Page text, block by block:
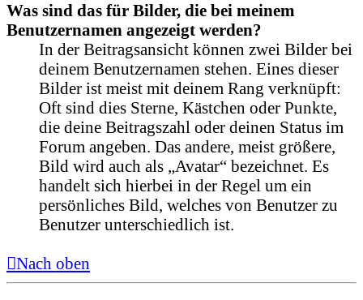
Was sind das für Bilder, die bei meinem
Benutzernamen angezeigt werden?
In der Beitragsansicht können zwei Bilder bei
deinem Benutzernamen stehen. Eines dieser
Bilder ist meist mit deinem Rang verknüpft:
Oft sind dies Sterne, Kästchen oder Punkte,
die deine Beitragszahl oder deinen Status im
Forum angeben. Das andere, meist größere,
Bild wird auch als „Avatar“ bezeichnet. Es
handelt sich hierbei in der Regel um ein
persönliches Bild, welches von Benutzer zu
Benutzer unterschiedlich ist.
Nach oben